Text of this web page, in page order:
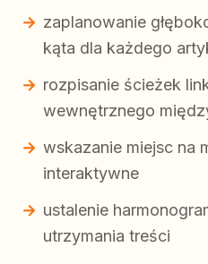
zaplanowanie
kąta dla każdego
rozpisanie ścieżek
wewnętrznego
wskazanie miejsc na
interaktywne
ustalenie
utrzymania treści